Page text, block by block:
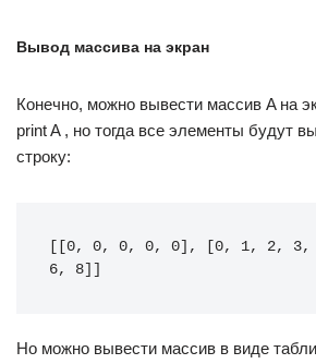
Вывод массива на экран
Конечно, можно вывести массив A на
print A , но тогда все элементы будут
строку:
[[0, 0, 0, 0, 0], [0, 1, 2,
6, 8]]
Но можно вывести массив в виде